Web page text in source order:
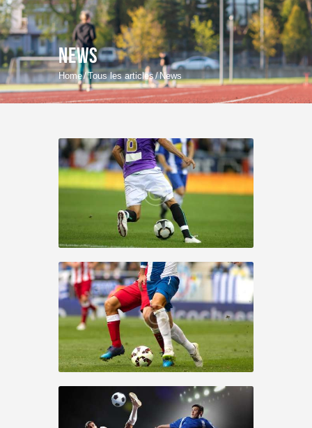
News
Home Tous les articles News
Accueil
Disciplines Sportives
Stages
Réservations